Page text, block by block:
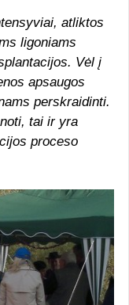
atliktos
ligoniams
Vėl į
apsaugos
perskraidinti.
tai ir yra
proceso